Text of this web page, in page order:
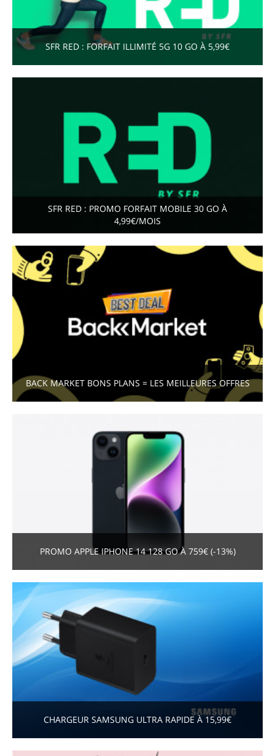
SFR RED : FORFAIT ILLIMITÉ 5G 10 GO À 5,99€
SFR RED : PROMO FORFAIT MOBILE 30 GO À
4,99€/MOIS
BACK MARKET BONS PLANS = LES MEILLEURES OFFRES
PROMO APPLE IPHONE 14 128 GO À 759€ (-13%)
CHARGEUR SAMSUNG ULTRA RAPIDE À 15,99€